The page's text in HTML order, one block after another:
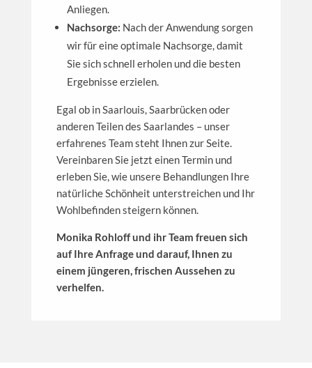
Anliegen.
Nachsorge: Nach der Anwendung sorgen
wir für eine optimale Nachsorge, damit
Sie sich schnell erholen und die besten
Ergebnisse erzielen.
Egal ob in Saarlouis, Saarbrücken oder
anderen Teilen des Saarlandes – unser
erfahrenes Team steht Ihnen zur Seite.
Vereinbaren Sie jetzt einen Termin und
erleben Sie, wie unsere Behandlungen Ihre
natürliche Schönheit unterstreichen und Ihr
Wohlbefinden steigern können.
Monika Rohloff und ihr Team freuen sich
auf Ihre Anfrage und darauf, Ihnen zu
einem jüngeren, frischen Aussehen zu
verhelfen.